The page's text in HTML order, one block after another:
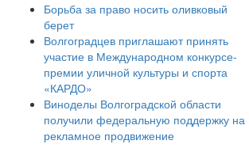
Борьба за право носить оливковый
берет
Волгоградцев приглашают принять
участие в Международном конкурсе-
премии уличной культуры и спорта
«КАРДО»
Виноделы Волгоградской области
получили федеральную поддержку на
рекламное продвижение